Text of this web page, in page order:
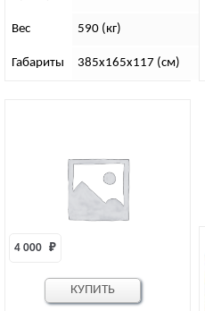
Вес 590 (кг)
Габариты 385х165х117 (см)
4 000 ₽
КУПИТЬ